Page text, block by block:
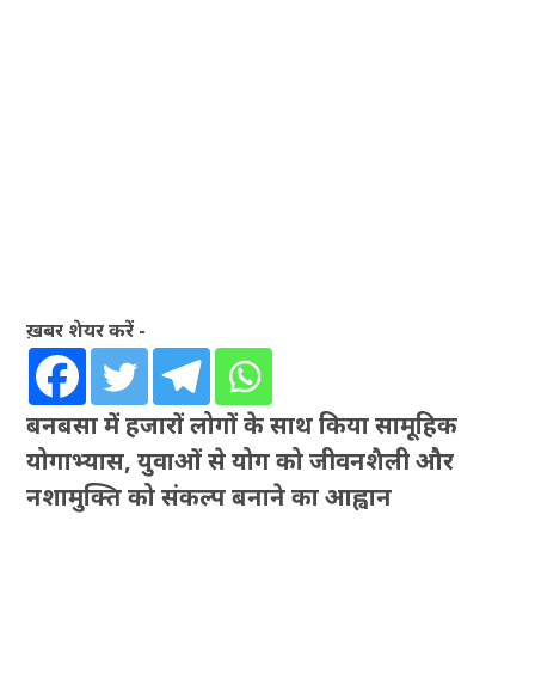
ख़बर शेयर करें -
बनबसा में हजारों लोगों के साथ किया सामूहिक
योगाभ्यास, युवाओं से योग को जीवनशैली और
नशामुक्ति को संकल्प बनाने का आह्वान